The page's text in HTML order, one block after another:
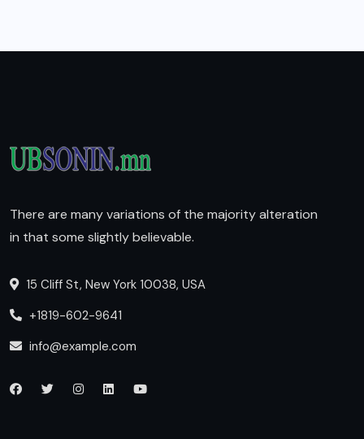
There are many variations of the majority alteration
in that some slightly believable.
15 Cliff St, New York 10038, USA
+1819-602-9641
info@example.com